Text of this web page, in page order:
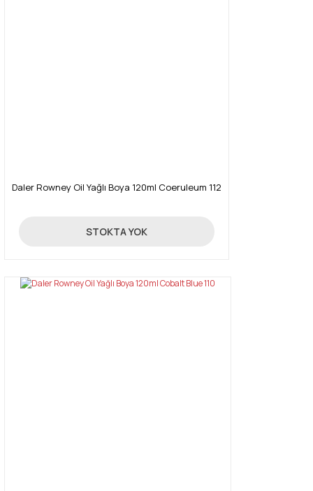
Daler Rowney Oil Yağlı Boya 120ml Coeruleum 112
16,03 TL
STOKTA YOK